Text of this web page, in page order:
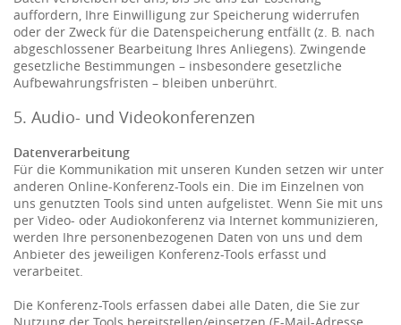
auffordern, Ihre Einwilligung zur Speicherung widerrufen
oder der Zweck für die Datenspeicherung entfällt (z. B. nach
abgeschlossener Bearbeitung Ihres Anliegens). Zwingende
gesetzliche Bestimmungen – insbesondere gesetzliche
Aufbewahrungsfristen – bleiben unberührt.
5. Audio- und Videokonferenzen
Datenverarbeitung
Für die Kommunikation mit unseren Kunden setzen wir unter
anderen Online-Konferenz-Tools ein. Die im Einzelnen von
uns genutzten Tools sind unten aufgelistet. Wenn Sie mit uns
per Video- oder Audiokonferenz via Internet kommunizieren,
werden Ihre personenbezogenen Daten von uns und dem
Anbieter des jeweiligen Konferenz-Tools erfasst und
verarbeitet.
Die Konferenz-Tools erfassen dabei alle Daten, die Sie zur
Nutzung der Tools bereitstellen/einsetzen (E-Mail-Adresse